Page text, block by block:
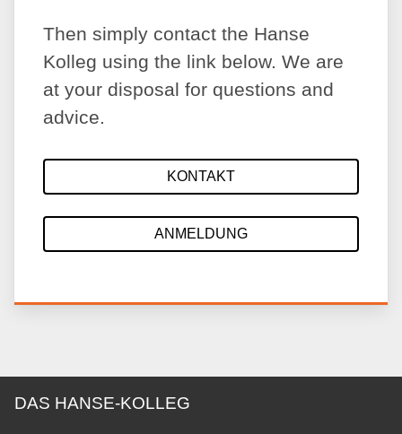
Then simply contact the Hanse
Kolleg using the link below. We are
at your disposal for questions and
advice.
KONTAKT
ANMELDUNG
DAS HANSE-KOLLEG